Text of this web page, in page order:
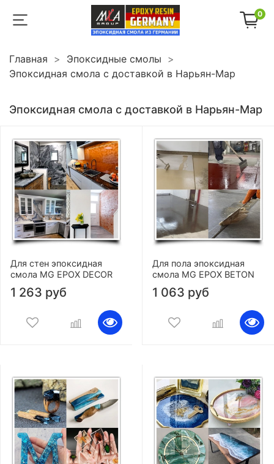
0
Главная
Эпоксидные смолы
Эпоксидная смола с доставкой в Нарьян-Мар
Эпоксидная смола с доставкой в Нарьян-Мар
Для стен эпоксидная
смола MG EPOX DECOR
1 263 руб
Для пола эпоксидная
смола MG EPOX BETON
1 063 руб